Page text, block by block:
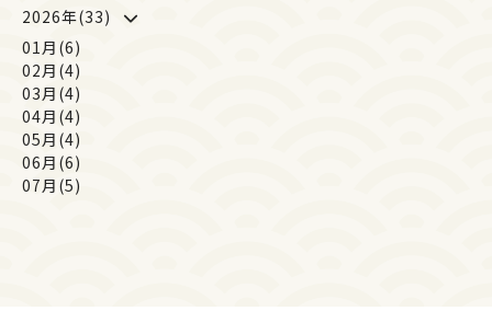
2026年(33)
01月(6)
02月(4)
03月(4)
04月(4)
05月(4)
06月(6)
07月(5)